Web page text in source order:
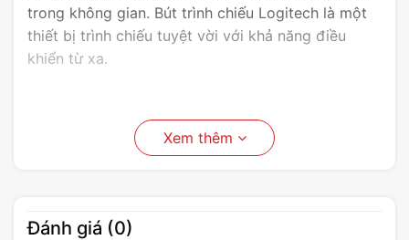
trong không gian. Bút trình chiếu Logitech là một
thiết bị trình chiếu tuyệt vời với khả năng điều
khiển từ xa.
Xem thêm
Đánh giá (0)